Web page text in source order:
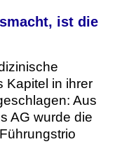
ist die
Kapitel in ihrer
Aus
AG wurde die